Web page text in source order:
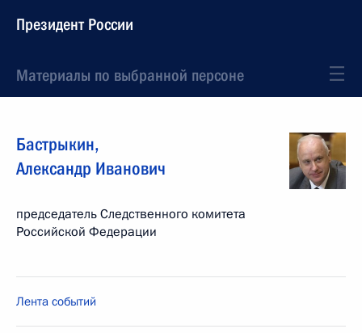
Президент России
Материалы по выбранной персоне
Бастрыкин,
Александр Иванович
председатель Следственного комитета
Российской Федерации
Лента событий